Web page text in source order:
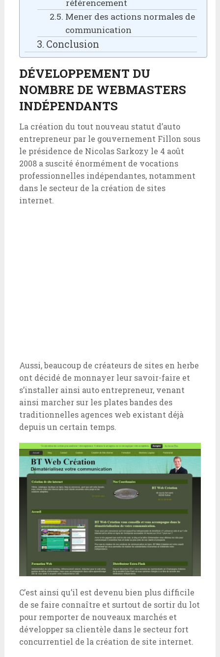
référencement
Mener des actions normales de
communication
Conclusion
DÉVELOPPEMENT DU
NOMBRE DE WEBMASTERS
INDÉPENDANTS
La création du tout nouveau statut d’auto
entrepreneur par le gouvernement Fillon sous
le présidence de Nicolas Sarkozy le 4 août
2008 a suscité énormément de vocations
professionnelles indépendantes, notamment
dans le secteur de la création de sites
internet.
Aussi, beaucoup de créateurs de sites en herbe
ont décidé de monnayer leur savoir-faire et
s’installer ainsi auto entrepreneur, venant
ainsi marcher sur les plates bandes des
traditionnelles agences web existant déjà
depuis un certain temps.
C’est ainsi qu’il est devenu bien plus difficile
de se faire connaître et surtout de sortir du lot
pour remporter de nouveaux marchés et
développer sa clientèle dans le secteur fort
concurrentiel de la création de site internet.